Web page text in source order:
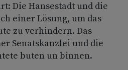
Die Hansestadt und die
einer Lösung, um das
zu verhindern. Das
Senatskanzlei und die
buten un binnen.